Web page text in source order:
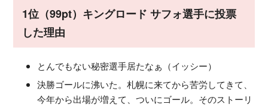
1位（99pt）キングロード サフォ選手に投票
した理由
とんでもない秘密選手居たなぁ（イッシー）
決勝ゴールに沸いた。札幌に来てから苦労してきて、
今年から出場が増えて、ついにゴール。そのストーリ